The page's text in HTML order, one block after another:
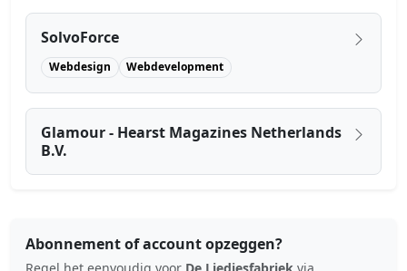
SolvoForce
Webdesign Webdevelopment
Glamour - Hearst Magazines Netherlands
B.V.
Abonnement of account opzeggen?
Regel het eenvoudig voor De Liedjesfabriek via